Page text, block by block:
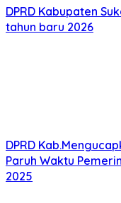
DPRD Kabupaten
tahun baru 2026
DPRD
Paruh Waktu
2025